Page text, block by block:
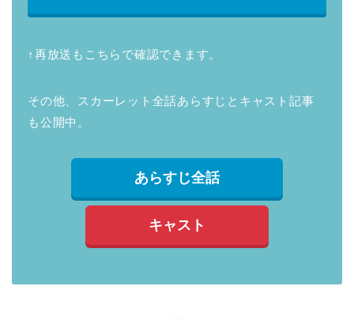
↑再放送もこちらで確認できます。
その他、スカーレット全話あらすじとキャスト記事
も公開中。
あらすじ全話
キャスト